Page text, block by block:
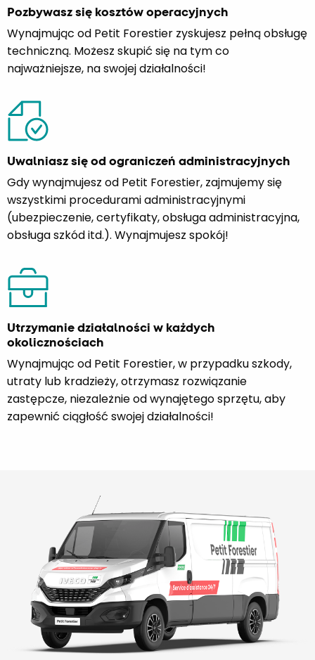
Pozbywasz się kosztów operacyjnych
Wynajmując od Petit Forestier zyskujesz pełną obsługę
techniczną. Możesz skupić się na tym co
najważniejsze, na swojej działalności!
Uwalniasz się od ograniczeń administracyjnych
Gdy wynajmujesz od Petit Forestier, zajmujemy się
wszystkimi procedurami administracyjnymi
(ubezpieczenie, certyfikaty, obsługa administracyjna,
obsługa szkód itd.). Wynajmujesz spokój!
Utrzymanie działalności w każdych
okolicznościach
Wynajmując od Petit Forestier, w przypadku szkody,
utraty lub kradzieży, otrzymasz rozwiązanie
zastępcze, niezależnie od wynajętego sprzętu, aby
zapewnić ciągłość swojej działalności!